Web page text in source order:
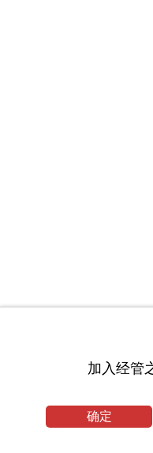
加入经管
确定